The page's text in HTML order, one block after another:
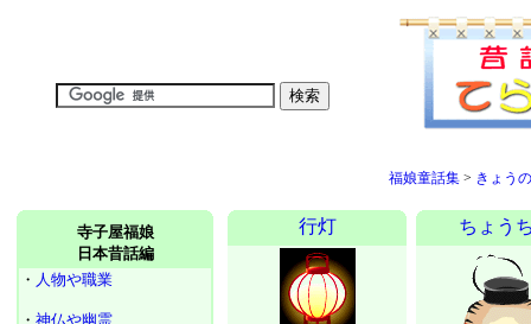
福娘童話集 > きょう
寺子屋福娘
日本昔話編
・ 人物や職業
・ 神仏や幽霊
行灯 ちょう